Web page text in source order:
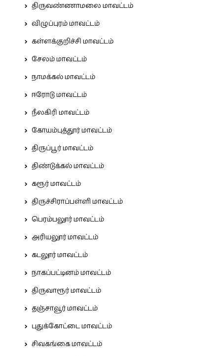
திருவண்ணாமலை மாவட்டம்
விழுப்புரம் மாவட்டம்
கள்ளக்குறிச்சி மாவட்டம்
சேலம் மாவட்டம்
நாமக்கல் மாவட்டம்
ஈரோடு மாவட்டம்
நீலகிரி மாவட்டம்
கோயம்புத்தூர் மாவட்டம்
திருப்பூர் மாவட்டம்
திண்டுக்கல் மாவட்டம்
கரூர் மாவட்டம்
திருச்சிராப்பள்ளி மாவட்டம்
பெரம்பலூர் மாவட்டம்
அரியலூர் மாவட்டம்
கடலூர் மாவட்டம்
நாகப்பட்டினம் மாவட்டம்
திருவாரூர் மாவட்டம்
தஞ்சாவூர் மாவட்டம்
புதுக்கோட்டை மாவட்டம்
சிவகங்கை மாவட்டம்